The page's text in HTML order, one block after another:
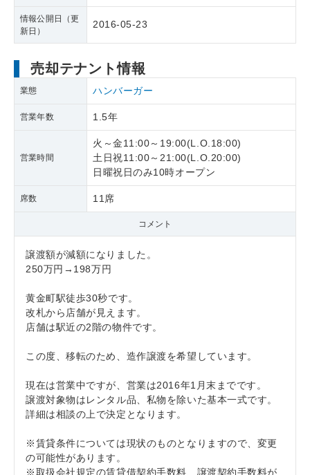
情報公開日（更
新日）
2016-05-23
売却テナント情報
業態 ハンバーガー
営業年数 1.5年
営業時間
火～金11:00～19:00(L.O.18:00)
土日祝11:00～21:00(L.O.20:00)
日曜祝日のみ10時オープン
席数 11席
コメント
譲渡額が減額になりました。
250万円→198万円
黄金町駅徒歩30秒です。
改札から店舗が見えます。
店舗は駅近の2階の物件です。
この度、移転のため、造作譲渡を希望しています。
現在は営業中ですが、営業は2016年1月末までです。
譲渡対象物はレンタル品、私物を除いた基本一式です。
詳細は相談の上で決定となります。
※賃貸条件については現状のものとなりますので、変更
の可能性があります。
※取扱会社規定の賃貸借契約手数料、譲渡契約手数料が